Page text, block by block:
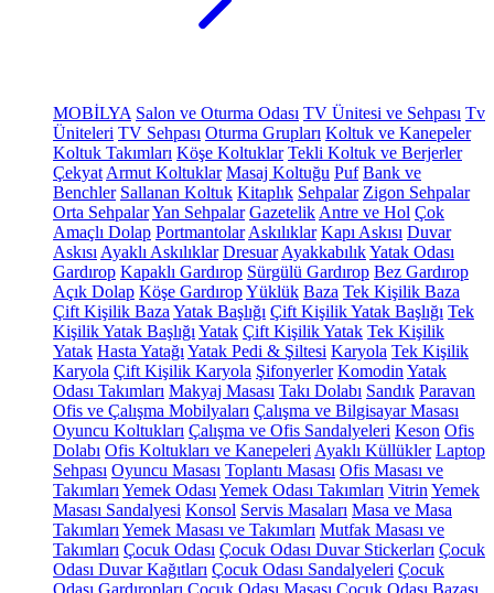
MOBİLYA Salon ve Oturma Odası TV Ünitesi ve Sehpası Tv
Üniteleri TV Sehpası Oturma Grupları Koltuk ve Kanepeler
Koltuk Takımları Köşe Koltuklar Tekli Koltuk ve Berjerler
Çekyat Armut Koltuklar Masaj Koltuğu Puf Bank ve
Benchler Sallanan Koltuk Kitaplık Sehpalar Zigon Sehpalar
Orta SehpalarYan Sehpalar Gazetelik Antre ve Hol Çok
Amaçlı Dolap Portmantolar Askılıklar Kapı Askısı Duvar
Askısı Ayaklı Askılıklar Dresuar AyakkabılıkYatak Odası
Gardırop Kapaklı Gardırop Sürgülü Gardırop Bez Gardırop
Açık Dolap Köşe GardıropYüklük Baza Tek Kişilik Baza
Çift Kişilik Baza Yatak Başlığı Çift Kişilik Yatak Başlığı Tek
Kişilik Yatak Başlığı Yatak Çift Kişilik Yatak Tek Kişilik
Yatak Hasta Yatağı Yatak Pedi & Şiltesi Karyola Tek Kişilik
Karyola Çift Kişilik Karyola Şifonyerler Komodin Yatak
Odası Takımları Makyaj Masası Takı Dolabı Sandık Paravan
Ofis ve Çalışma Mobilyaları Çalışma ve Bilgisayar Masası
Oyuncu Koltukları Çalışma ve Ofis Sandalyeleri Keson Ofis
Dolabı Ofis Koltukları ve Kanepeleri Ayaklı Küllükler Laptop
Sehpası Oyuncu Masası Toplantı Masası Ofis Masası ve
Takımları Yemek Odası Yemek Odası Takımları Vitrin Yemek
Masası Sandalyesi Konsol Servis Masaları Masa ve Masa
Takımları Yemek Masası ve Takımları Mutfak Masası ve
Takımları Çocuk Odası Çocuk Odası Duvar Stickerları Çocuk
Odası Duvar Kağıtları Çocuk Odası Sandalyeleri Çocuk
Odası Gardıropları Çocuk Odası Masası Çocuk Odası Bazası